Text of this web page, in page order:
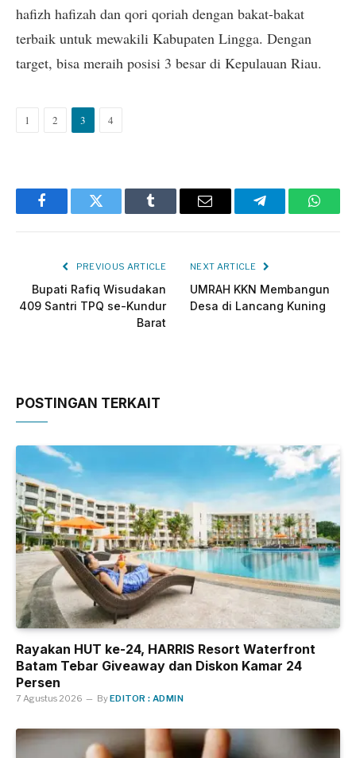
hafizh hafizah dan qori qoriah dengan bakat-bakat
terbaik untuk mewakili Kabupaten Lingga. Dengan
target, bisa meraih posisi 3 besar di Kepulauan Riau.
1 2 3 4
FacebookTwitter Tumblr Email Telegram
PREVIOUS ARTICLE
Bupati Rafiq Wisudakan
409 Santri TPQ se-Kundur
Barat
NEXT ARTICLE
UMRAH KKN Membangun
Desa di Lancang Kuning
POSTINGAN TERKAIT
Rayakan HUT ke-24, HARRIS Resort Waterfront
Batam Tebar Giveaway dan Diskon Kamar 24
Persen
7 Agustus 2026 ByEDITOR : ADMIN